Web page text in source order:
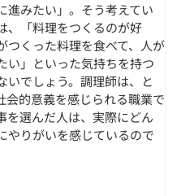
進みたい」。そう考えてい
、「料理をつくるのが好
つくった料理を食べて、人が
い」といった気持ちを持つ
いでしょう。調理師は、と
会的意義を感じられる職業で
を選んだ人は、実際にどん
やりがいを感じているので